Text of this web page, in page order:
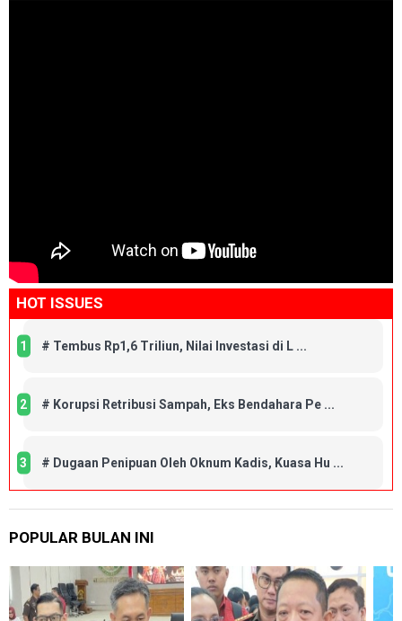
HOT ISSUES
1 # Tembus Rp1,6 Triliun, Nilai Investasi di L ...
2 # Korupsi Retribusi Sampah, Eks Bendahara Pe ...
3 # Dugaan Penipuan Oleh Oknum Kadis, Kuasa Hu ...
POPULAR BULAN INI